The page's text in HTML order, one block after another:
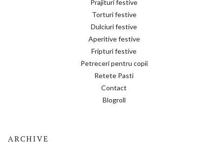
Prajituri festive
Torturi festive
Dulciuri festive
Aperitive festive
Fripturi festive
Petreceri pentru copii
Retete Pasti
Contact
Blogroll
ARCHIVE